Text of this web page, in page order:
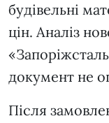
будівельні
цін. Аналіз
документ не
Після